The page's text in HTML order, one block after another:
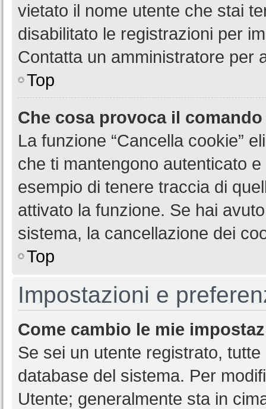
vietato il nome utente che stai
disabilitato le registrazioni per
Contatta un amministratore per
Top
Che cosa provoca il
La funzione “Cancella cookie”
che ti mantengono autenticato
esempio di tenere traccia di
attivato la funzione. Se hai
sistema, la cancellazione dei
Top
Impostazioni e
Come cambio le mie
Se sei un utente registrato,
database del sistema. Per
Utente; generalmente sta in